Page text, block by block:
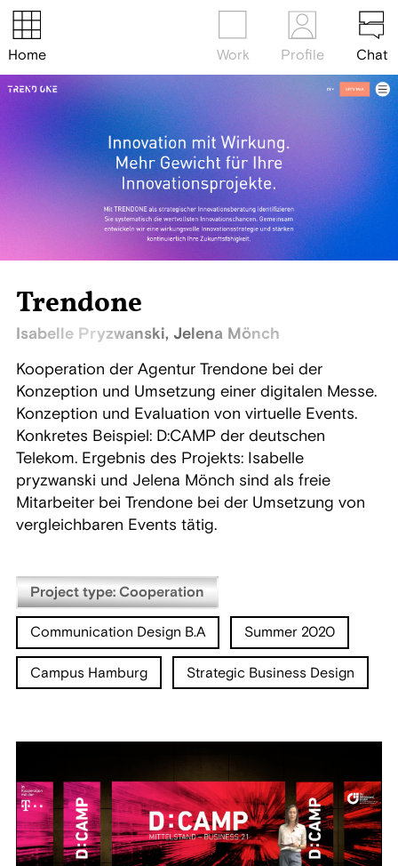
Home Work Profile Chat
Trendone
Isabelle Pryzwanski, Jelena Mönch
Kooperation der Agentur Trendone bei der
Konzeption und Umsetzung einer digitalen Messe.
Konzeption und Evaluation von virtuelle Events.
Konkretes Beispiel: D:CAMP der deutschen
Telekom. Ergebnis des Projekts: Isabelle
pryzwanski und Jelena Mönch sind als freie
Mitarbeiter bei Trendone bei der Umsetzung von
vergleichbaren Events tätig.
Project type: Cooperation
Communication Design B.A Summer 2020
Campus Hamburg Strategic Business Design